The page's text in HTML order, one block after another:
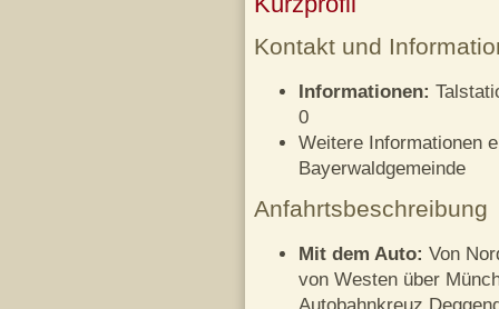
Kontakt und
Informationen:
0
Weitere Informationen
Bayerwaldgemeinde
Anfahrtsbeschreibung
Mit dem Auto: Von
von Westen über